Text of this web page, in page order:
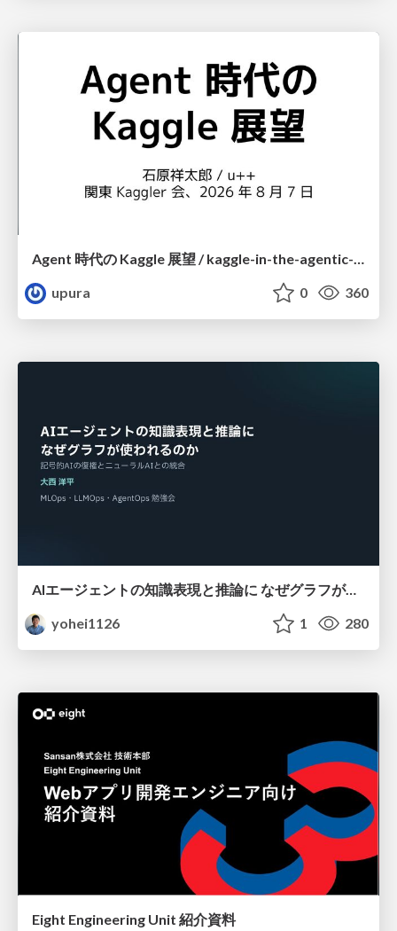
Agent 時代の Kaggle 展望 / kaggle-in-the-agentic-era
upura
0 360
AIエージェントの知識表現と推論に なぜグラフが使われるのか - 記号的AIの復権とニューラルAIとの統合
yohei1126
1 280
Eight Engineering Unit 紹介資料